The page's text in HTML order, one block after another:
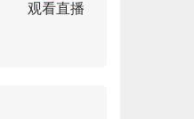
观看直播